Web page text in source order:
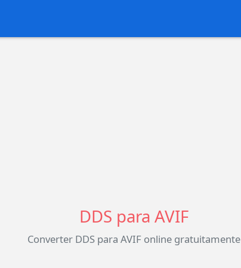
DDS para AVIF
Converter DDS para AVIF online gratuitamente